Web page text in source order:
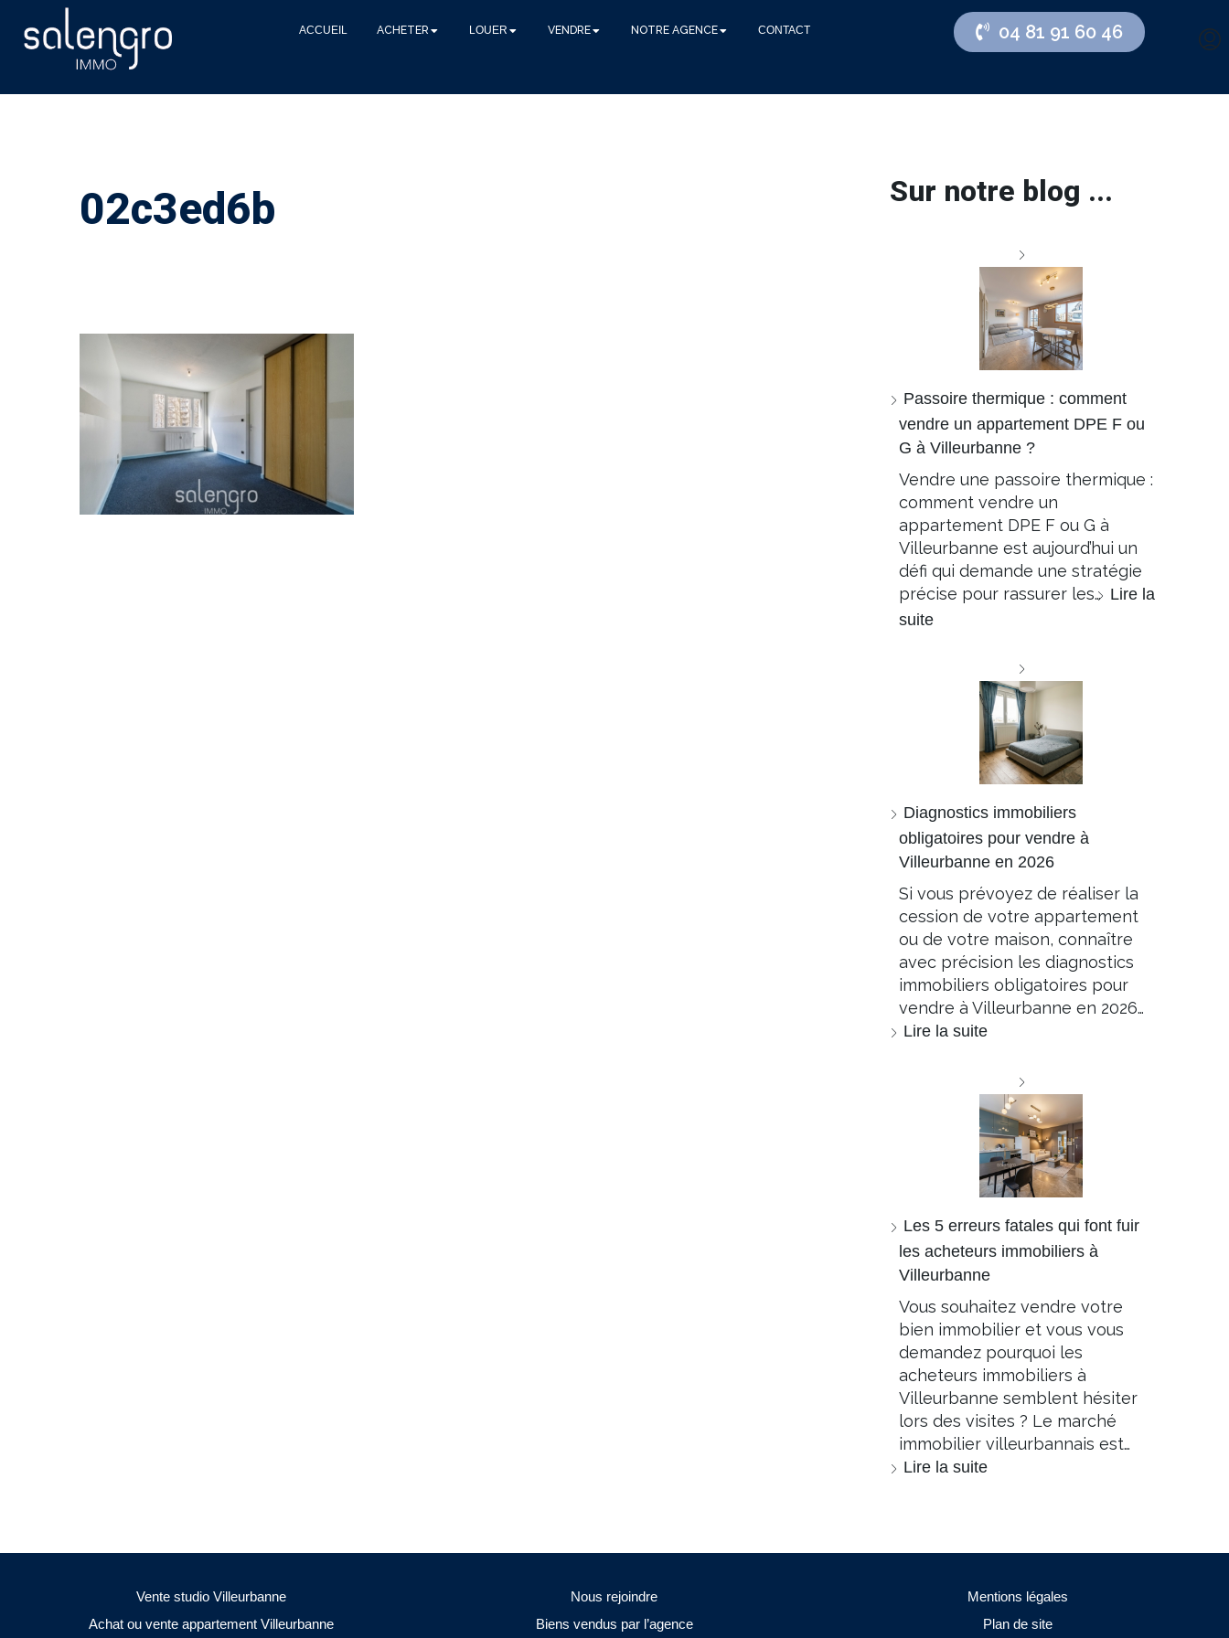
ACCUEIL ACHETER LOUER VENDRE NOTRE AGENCE CONTACT 04 81 91 60 46
02c3ed6b Sur notre blog ...
Passoire thermique : comment
vendre un appartement DPE F ou
G à Villeurbanne ?
Vendre une passoire thermique :
comment vendre un
appartement DPE F ou G à
Villeurbanne est aujourd’hui un
défi qui demande une stratégie
précise pour rassurer les… Lire la
suite
Diagnostics immobiliers
obligatoires pour vendre à
Villeurbanne en 2026
Si vous prévoyez de réaliser la
cession de votre appartement
ou de votre maison, connaître
avec précision les diagnostics
immobiliers obligatoires pour
vendre à Villeurbanne en 2026…
Lire la suite
Les 5 erreurs fatales qui font fuir
les acheteurs immobiliers à
Villeurbanne
Vous souhaitez vendre votre
bien immobilier et vous vous
demandez pourquoi les
acheteurs immobiliers à
Villeurbanne semblent hésiter
lors des visites ? Le marché
immobilier villeurbannais est…
Lire la suite
Vente studio Villeurbanne
Achat ou vente appartement Villeurbanne
Nous rejoindre
Biens vendus par l’agence
Mentions légales
Plan de site